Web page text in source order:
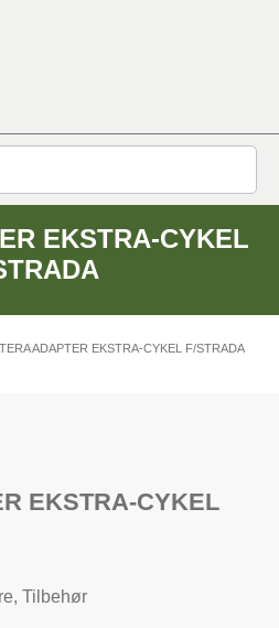
EKSTRA-CYKEL
ADAPTER EKSTRA-CYKEL F/STRADA
EKSTRA-CYKEL
, Tilbehør